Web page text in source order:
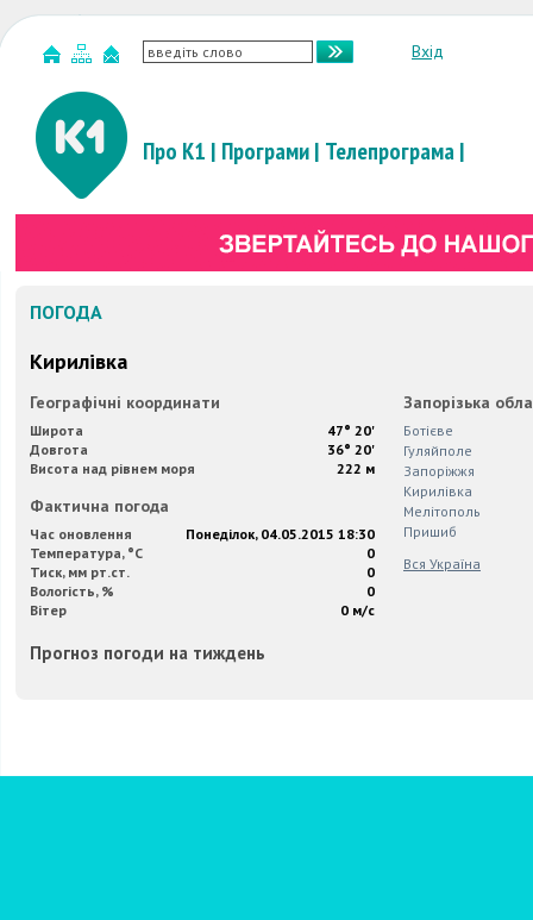
Вхід
Про К1 | Програми| Телепрограма|
ПОГОДА
Кирилiвка
Географічні координати
Широта
47° 20'
Довгота
36° 20'
Висота над рівнем моря
222 м
Фактична погода
Час оновлення
Понеділок, 04.05.2015 18:30
Температура, °C
0
Тиск, мм рт.ст.
0
Вологість, %
0
Вітер
0 м/с
Запорізька
Ботiєве
Гуляйполе
Запорiжжя
Кирилiвка
Мелiтополь
Пришиб
Вся Україна
Прогноз погоди на тиждень